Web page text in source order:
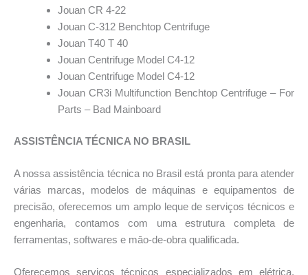
Jouan CR 4-22
Jouan C-312 Benchtop Centrifuge
Jouan T40 T 40
Jouan Centrifuge Model C4-12
Jouan Centrifuge Model C4-12
Jouan CR3i Multifunction Benchtop Centrifuge – For
Parts – Bad Mainboard
ASSISTÊNCIA TÉCNICA NO BRASIL
A nossa assistência técnica no Brasil está pronta para atender
várias marcas, modelos de máquinas e equipamentos de
precisão, oferecemos um amplo leque de serviços técnicos e
engenharia, contamos com uma estrutura completa de
ferramentas, softwares e māo-de-obra qualificada.
Oferecemos serviços técnicos especializados em elétrica,